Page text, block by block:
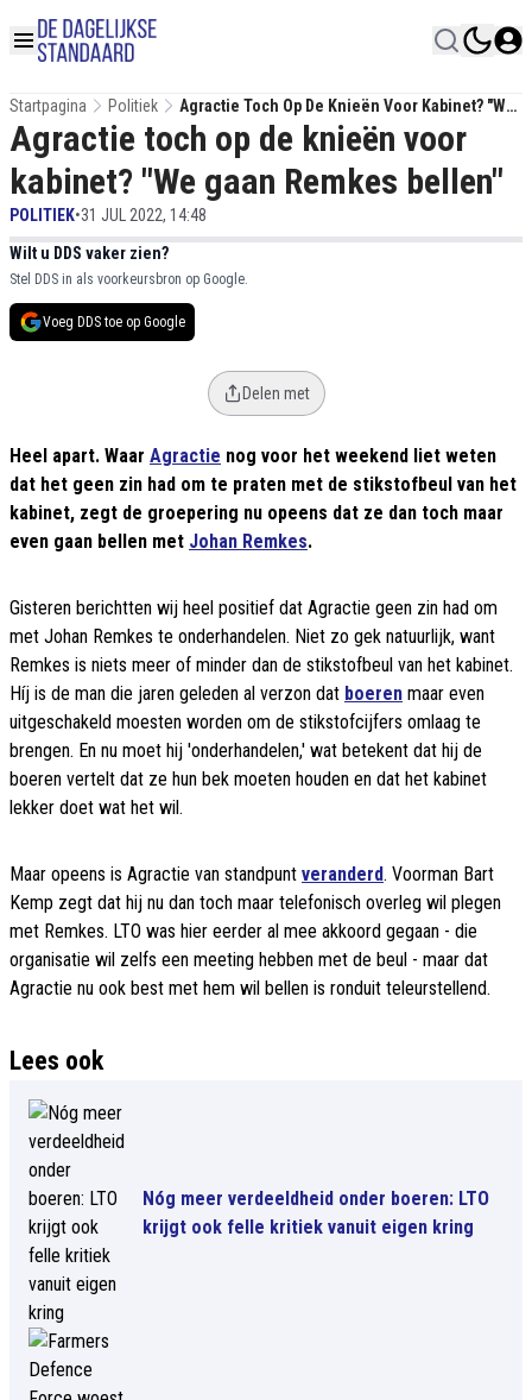
Startpagina Politiek
Agractie Toch Op De Knieën Voor Kabinet? "We
Gaan Remkes Bellen"
Agractie toch op de knieën voor
kabinet? "We gaan Remkes bellen"
POLITIEK•31 JUL 2022, 14:48
Wilt u DDS vaker zien?
Stel DDS in als voorkeursbron op Google.
Voeg DDS toe op Google
Delen met
Heel apart. Waar Agractie nog voor het weekend liet weten
dat het geen zin had om te praten met de stikstofbeul van het
kabinet, zegt de groepering nu opeens dat ze dan toch maar
even gaan bellen met Johan Remkes.
Gisteren berichtten wij heel positief dat Agractie geen zin had om
met Johan Remkes te onderhandelen. Niet zo gek natuurlijk, want
Remkes is niets meer of minder dan de stikstofbeul van het kabinet.
Híj is de man die jaren geleden al verzon dat boeren maar even
uitgeschakeld moesten worden om de stikstofcijfers omlaag te
brengen. En nu moet hij 'onderhandelen,' wat betekent dat hij de
boeren vertelt dat ze hun bek moeten houden en dat het kabinet
lekker doet wat het wil.
Maar opeens is Agractie van standpunt veranderd. Voorman Bart
Kemp zegt dat hij nu dan toch maar telefonisch overleg wil plegen
met Remkes. LTO was hier eerder al mee akkoord gegaan - die
organisatie wil zelfs een meeting hebben met de beul - maar dat
Agractie nu ook best met hem wil bellen is ronduit teleurstellend.
Lees ook
Nóg meer verdeeldheid onder boeren: LTO
krijgt ook felle kritiek vanuit eigen kring